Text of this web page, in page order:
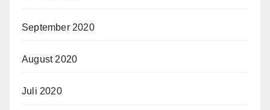
September 2020
August 2020
Juli 2020